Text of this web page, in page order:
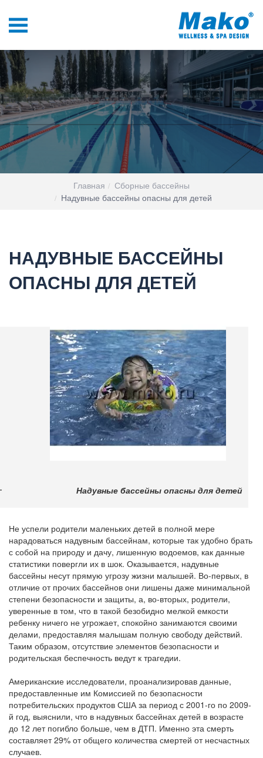
Главная
Сборные бассейны
Надувные бассейны опасны для детей
НАДУВНЫЕ БАССЕЙНЫ
ОПАСНЫ ДЛЯ ДЕТЕЙ
Надувные бассейны опасны для детей
Не успели родители маленьких детей в полной мере
нарадоваться надувным бассейнам, которые так удобно брать
с собой на природу и дачу, лишенную водоемов, как данные
статистики повергли их в шок. Оказывается, надувные
бассейны несут прямую угрозу жизни малышей. Во-первых, в
отличие от прочих бассейнов они лишены даже минимальной
степени безопасности и защиты, а, во-вторых, родители,
уверенные в том, что в такой безобидно мелкой емкости
ребенку ничего не угрожает, спокойно занимаются своими
делами, предоставляя малышам полную свободу действий.
Таким образом, отсутствие элементов безопасности и
родительская беспечность ведут к трагедии.
Американские исследователи, проанализировав данные,
предоставленные им Комиссией по безопасности
потребительских продуктов США за период с 2001-го по 2009-
й год, выяснили, что в надувных бассейнах детей в возрасте
до 12 лет погибло больше, чем в ДТП. Именно эта смерть
составляет 29% от общего количества смертей от несчастных
случаев.